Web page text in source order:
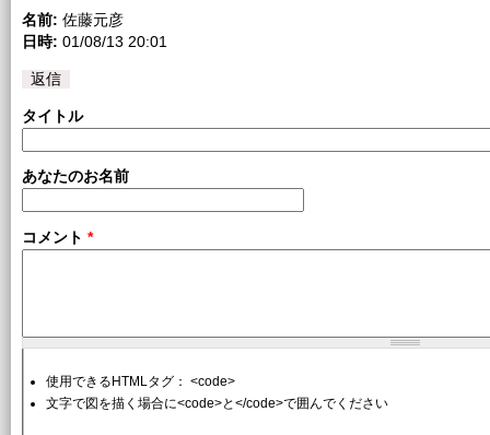
名前: 佐藤元彦
日時: 01/08/13 20:01
返信
タイトル
あなたのお名前
コメント *
使用できるHTMLタグ： <code>
文字で図を描く場合に<code>と</code>で囲んでください